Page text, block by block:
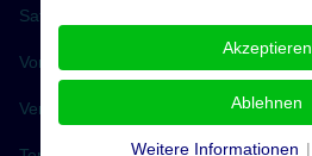
Satzung
Vorstand
Vereinsreport
Akzeptieren
Ablehnen
Weitere Informationen |